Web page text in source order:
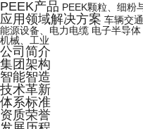
PEEK产品 PEEK颗粒、细粉
应用领域解决方案 车辆交通
能源设备、电力电缆 电子半导体
机械、工业
公司简介
集团架构
智能智造
技术革新
体系标准
资质荣誉